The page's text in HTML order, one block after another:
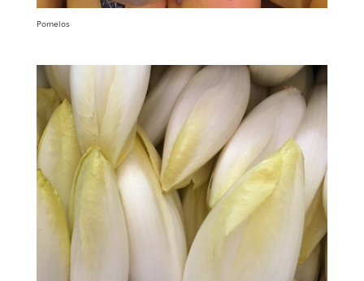
Pomelos